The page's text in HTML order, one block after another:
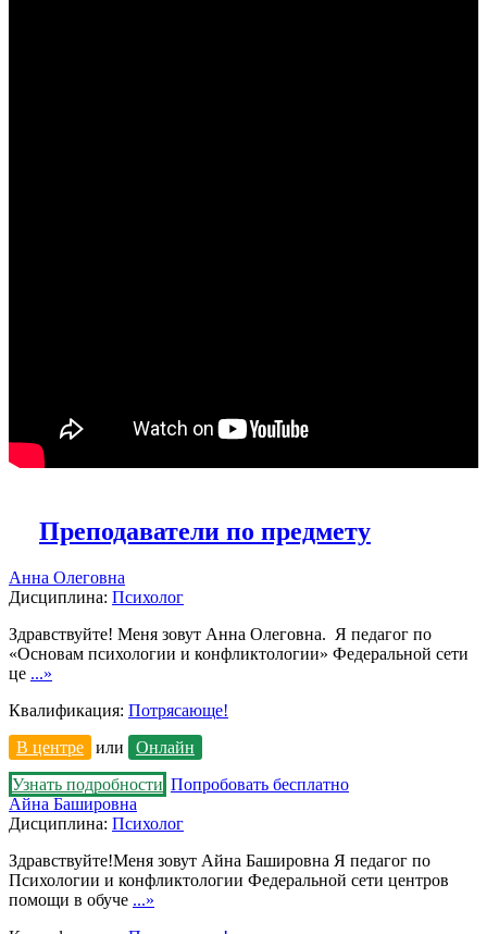
Преподаватели по предмету
Анна Олеговна
Дисциплина: Психолог
Здравствуйте! Меня зовут Анна Олеговна. Я педагог по
«Основам психологии и конфликтологии» Федеральной сети
це ...»
Квалификация: Потрясающе!
В центре
или
Онлайн
Узнать подробности Попробовать бесплатно
Айна Башировна
Дисциплина: Психолог
Здравствуйте!Меня зовут Айна Башировна Я педагог по
Психологии и конфликтологии Федеральной сети центров
помощи в обуче ...»